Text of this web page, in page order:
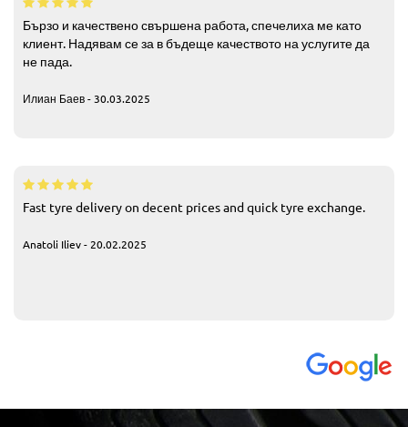
Бързо и качествено свършена работа, спечелиха ме като
клиент. Надявам се за в бъдеще качеството на услугите да
не пада.
Илиан Баев - 30.03.2025
Fast tyre delivery on decent prices and quick tyre exchange.
Anatoli Iliev - 20.02.2025